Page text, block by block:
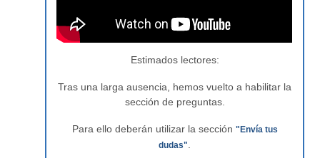
Estimados lectores:
Tras una larga ausencia, hemos vuelto a habilitar la
sección de preguntas.
Para ello deberán utilizar la sección "Envía tus
dudas"